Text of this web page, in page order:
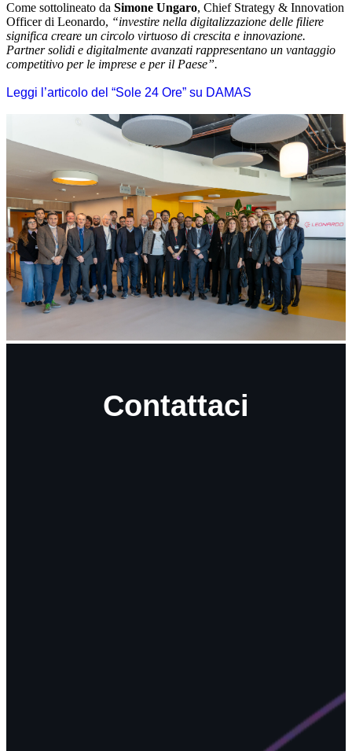
Come sottolineato da Simone Ungaro, Chief Strategy & Innovation
Officer di Leonardo, “investire nella digitalizzazione delle filiere
significa creare un circolo virtuoso di crescita e innovazione.
Partner solidi e digitalmente avanzati rappresentano un vantaggio
competitivo per le imprese e per il Paese”.
Leggi l’articolo del “Sole 24 Ore” su DAMAS
Contattaci